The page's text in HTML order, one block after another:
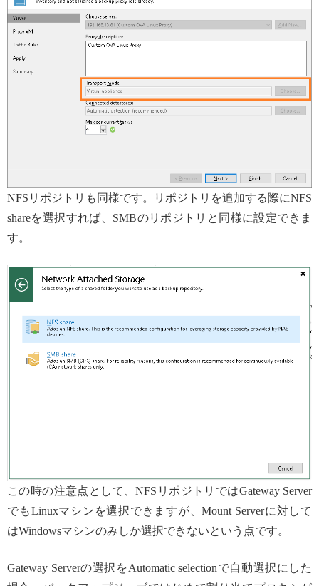
NFSリポジトリも同様です。リポジトリを追加する際にNFS
shareを選択すれば、SMBのリポジトリと同様に設定できま
す。
この時の注意点として、NFSリポジトリではGateway Server
でもLinuxマシンを選択できますが、Mount Serverに対して
はWindowsマシンのみしか選択できないという点です。
Gateway Serverの選択をAutomatic selectionで自動選択にした